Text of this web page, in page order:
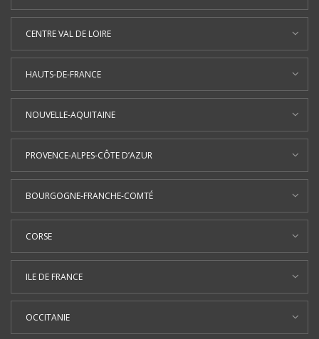
CENTRE VAL DE LOIRE
HAUTS-DE-FRANCE
NOUVELLE-AQUITAINE
PROVENCE-ALPES-CÔTE D’AZUR
BOURGOGNE-FRANCHE-COMTÉ
CORSE
ILE DE FRANCE
OCCITANIE